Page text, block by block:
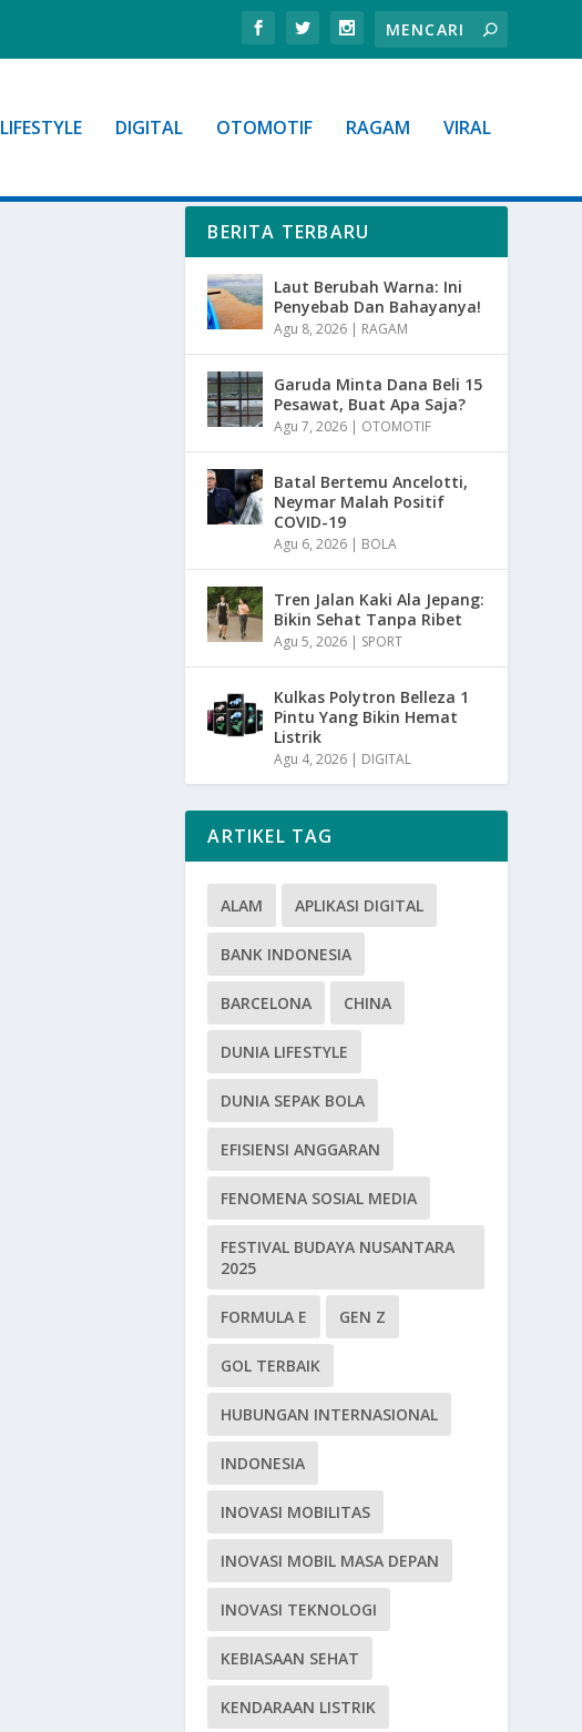
LIFESTYLE DIGITAL OTOMOTIF RAGAM VIRAL
BERITA TERBARU
Laut Berubah Warna: Ini
Penyebab Dan Bahayanya!
Agu 8, 2026 | RAGAM
Garuda Minta Dana Beli 15
Pesawat, Buat Apa Saja?
Agu 7, 2026 | OTOMOTIF
Batal Bertemu Ancelotti,
Neymar Malah Positif
COVID-19
Agu 6, 2026 | BOLA
Tren Jalan Kaki Ala Jepang:
Bikin Sehat Tanpa Ribet
Agu 5, 2026 | SPORT
Kulkas Polytron Belleza 1
Pintu Yang Bikin Hemat
Listrik
Agu 4, 2026 | DIGITAL
ARTIKEL TAG
ALAM APLIKASI DIGITAL
BANK INDONESIA
BARCELONA CHINA
DUNIA LIFESTYLE
DUNIA SEPAK BOLA
EFISIENSI ANGGARAN
FENOMENA SOSIAL MEDIA
FESTIVAL BUDAYA NUSANTARA
2025
FORMULA E GEN Z
GOL TERBAIK
HUBUNGAN INTERNASIONAL
INDONESIA
INOVASI MOBILITAS
INOVASI MOBIL MASA DEPAN
INOVASI TEKNOLOGI
KEBIASAAN SEHAT
KENDARAAN LISTRIK